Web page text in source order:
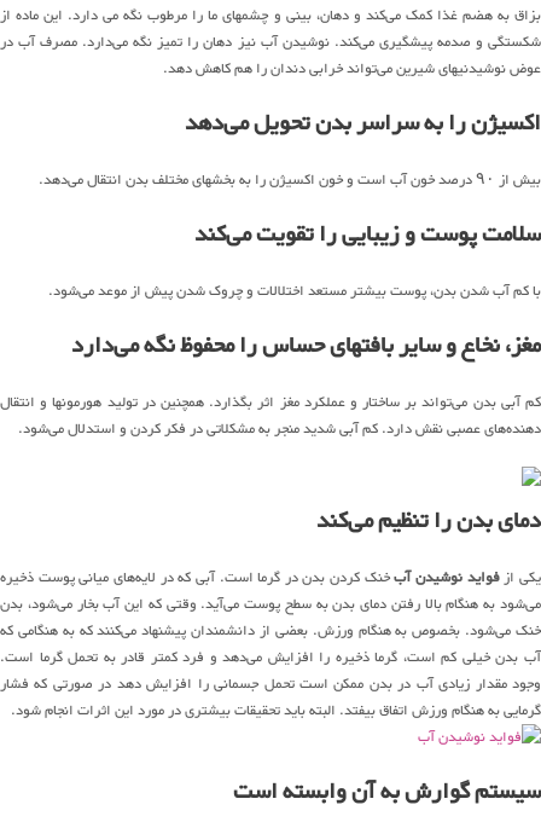
بزاق به هضم غذا کمک می‌کند و دهان، بینی و چشمهای ما را مرطوب نگه می دارد. این ماده از
شکستگی و صدمه پیشگیری می‌کند. نوشیدن آب نیز دهان را تمیز نگه می‌دارد. مصرف آب در
عوض نوشیدنیهای شیرین می‌تواند خرابی دندان را هم کاهش دهد.
اکسیژن را به سراسر بدن تحویل می‌دهد
بیش از ۹۰ درصد خون آب است و خون اکسیژن را به بخشهای مختلف بدن انتقال می‌دهد.
سلامت پوست و زیبایی را تقویت می‌کند
با کم آب شدن بدن، پوست بیشتر مستعد اختلالات و چروک شدن پیش از موعد می‌شود.
مغز، نخاع و سایر بافتهای حساس را محفوظ نگه می‌دارد
کم آبی بدن می‌تواند بر ساختار و عملکرد مغز اثر بگذارد. همچنین در تولید هورمونها و انتقال
دهنده‌های عصبی نقش دارد. کم آبی شدید منجر به مشکلاتی در فکر کردن و استدلال می‌شود.
دمای بدن را تنظیم می‌کند
یکی ازفواید نوشیدن آبخنک کردن بدن در گرما است. آبی که در لایه‌های میانی پوست ذخیره
می‌شود به هنگام بالا رفتن دمای بدن به سطح پوست می‌آید. وقتی که این آب بخار می‌شود، بدن
خنک می‌شود. بخصوص به هنگام ورزش. بعضی از دانشمندان پیشنهاد می‌کنند که به هنگامی که
آب بدن خیلی کم است، گرما ذخیره را افزایش می‌دهد و فرد کمتر قادر به تحمل گرما است.
وجود مقدار زیادی آب در بدن ممکن است تحمل جسمانی را افزایش دهد در صورتی که فشار
گرمایی به هنگام ورزش اتفاق بیفتد. البته باید تحقیقات بیشتری در مورد این اثرات انجام شود.
سیستم گوارش به آن وابسته است